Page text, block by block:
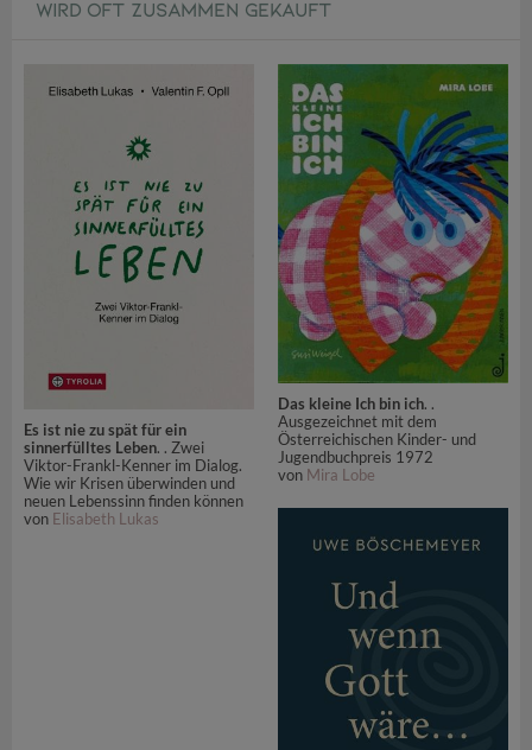
WIRD OFT ZUSAMMEN GEKAUFT
Es ist nie zu spät für ein
sinnerfülltes Leben. . Zwei
Viktor-Frankl-Kenner im Dialog.
Wie wir Krisen überwinden und
neuen Lebenssinn finden können
von Elisabeth Lukas
Das kleine Ich bin ich. .
Ausgezeichnet mit dem
Österreichischen Kinder- und
Jugendbuchpreis 1972
von Mira Lobe